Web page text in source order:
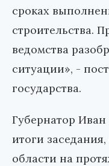
сроках
строительства.
ведомства
ситуации», -
государства.
Губернатор
итоги
области на